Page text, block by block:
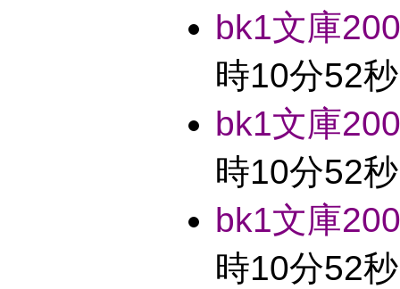
bk1文庫
時10分52秒
bk1文庫
時10分52秒
bk1文庫
時10分52秒